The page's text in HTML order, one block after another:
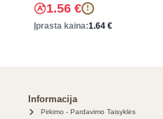
1.56 € !
Įprasta kaina:1.64 €
Informacija
Pirkimo - Pardavimo Taisyklės